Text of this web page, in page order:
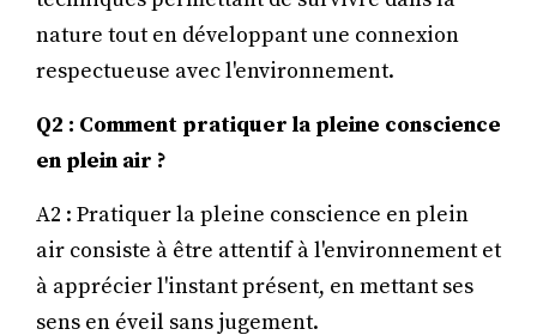
nature tout en développant une connexion
respectueuse avec l'environnement.
Q2 : Comment pratiquer la pleine conscience
en plein air ?
A2 : Pratiquer la pleine conscience en plein
air consiste à être attentif à l'environnement et
à apprécier l'instant présent, en mettant ses
sens en éveil sans jugement.